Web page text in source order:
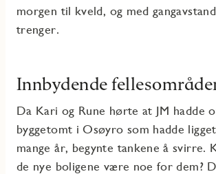
morgen til kveld, og med
trenger.
Innbydende
Da Kari og Rune hørte at JM hadde
byggetomt i Osøyro som hadde
mange år, begynte tankene å svirre.
de nye boligene være noe for dem?